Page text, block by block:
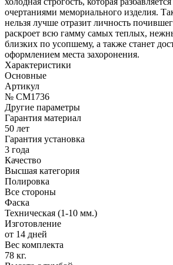
очертаниями мемориального изделия.
нельзя лучше отразит личность
раскроет всю гамму самых теплых,
близких по усопшему, а также станет
оформлением места захоронения.
Характеристики
Основные
Артикул
№ CM1736
Другие параметры
Гарантия материал
50 лет
Гарантия установка
3 года
Качество
Высшая категория
Полировка
Все стороны
Фаска
Техническая (1-10 мм.)
Изготовление
от 14 дней
Вес комплекта
78 кг.